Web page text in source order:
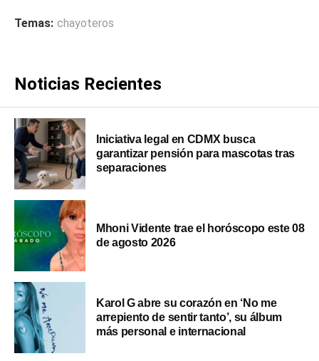
Temas: chayoteros
Noticias Recientes
Iniciativa legal en CDMX busca
garantizar pensión para mascotas tras
separaciones
Mhoni Vidente trae el horóscopo este 08
de agosto 2026
Karol G abre su corazón en ‘No me
arrepiento de sentir tanto’, su álbum
más personal e internacional